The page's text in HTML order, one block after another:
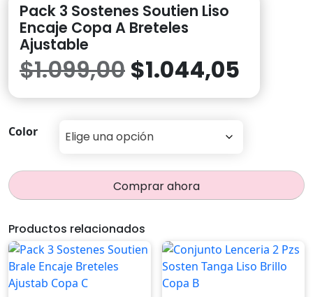
Pack 3 Sostenes Soutien Liso
Encaje Copa A Breteles
Ajustable
$1.099,00 El
precio
original
era:
$1.099,00.
$1.044,05
precio
es:
Color
Comprar ahora
Productos relacionados